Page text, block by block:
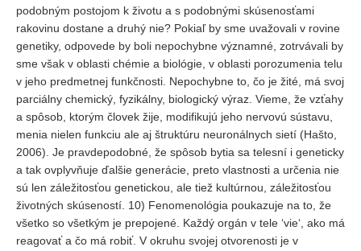
podobným postojom k životu a s podobnými skúsenosťami
rakovinu dostane a druhý nie? Pokiaľ by sme uvažovali v rovine
genetiky, odpovede by boli nepochybne významné, zotrvávali by
sme však v oblasti chémie a biológie, v oblasti porozumenia telu
v jeho predmetnej funkčnosti. Nepochybne to, čo je žité, má svoj
parciálny chemický, fyzikálny, biologický výraz. Vieme, že vzťahy
a spôsob, ktorým človek žije, modifikujú jeho nervovú sústavu,
menia nielen funkciu ale aj štruktúru neuronálnych sietí (Hašto,
2006). Je pravdepodobné, že spôsob bytia sa telesní i geneticky
a tak ovplyvňuje ďalšie generácie, preto vlastnosti a určenia nie
sú len záležitosťou genetickou, ale tiež kultúrnou, záležitosťou
životných skúseností. 10) Fenomenológia poukazuje na to, že
všetko so všetkým je prepojené. Každý orgán v tele ‘vie‘, ako má
reagovať a čo má robiť. V okruhu svojej otvorenosti je v